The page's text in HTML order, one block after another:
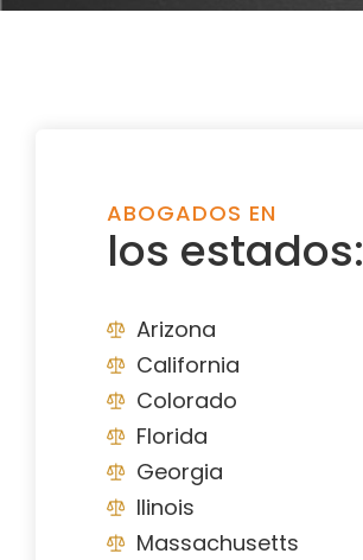
ABOGADOS EN
los estados:
Arizona
California
Colorado
Florida
Georgia
Ilinois
Massachusetts